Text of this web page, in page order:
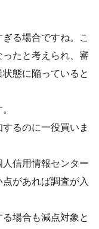
る場合ですね。こ
たと考えられ、審
態に陥っていると
るのに一役買いま
信用情報センター
があれば調査が入
場合も減点対象と